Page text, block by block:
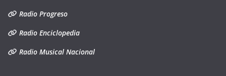
Radio Progreso
Radio Enciclopedia
Radio Musical Nacional